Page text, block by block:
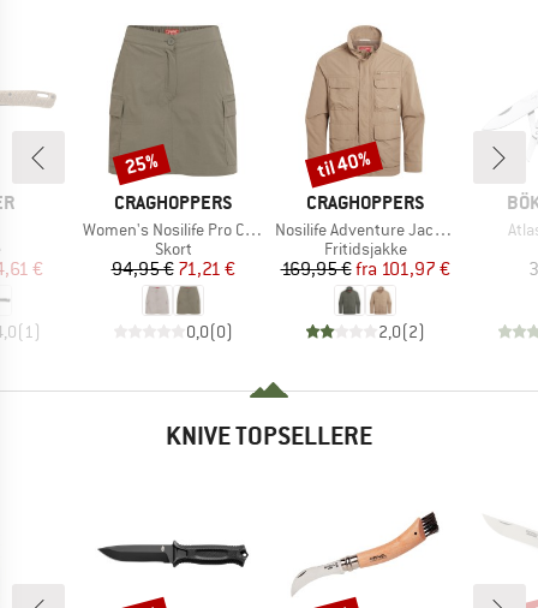
pris
€
(1 )
MÆRKE
CRAGHOPPERS
Artikel
Women's Nosilife Pro Cargo Skort
Produktgruppe
Skort
Pris
94,95 €Nedsat pris
71,21 €
0,0(0)
Rabat
25%
MÆRKE
CRAGHOPPERS
Artikel
Nosilife Adventure Jacket V
Produktgruppe
Fritidsjakke
Pris
169,95 € Nedsat pris
fra 101,97 €
2,0(2)
Rabat
til 40%
KNIVE TOPSELLERE